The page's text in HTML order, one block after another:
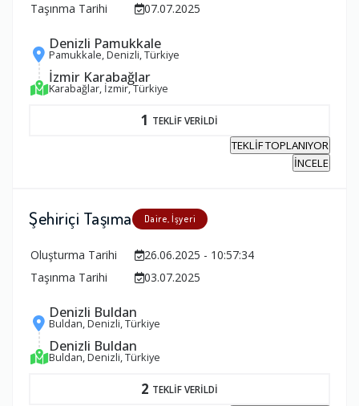
Taşınma Tarihi
07.07.2025
Denizli Pamukkale
Pamukkale, Denizli, Türkiye
İzmir Karabağlar
Karabağlar, İzmir, Türkiye
1 TEKLİF VERİLDİ
TEKLİF TOPLANIYOR
İNCELE
Şehiriçi Taşıma Daire, İşyeri
Oluşturma Tarihi
26.06.2025 - 10:57:34
Taşınma Tarihi
03.07.2025
Denizli Buldan
Buldan, Denizli, Türkiye
Denizli Buldan
Buldan, Denizli, Türkiye
2 TEKLİF VERİLDİ